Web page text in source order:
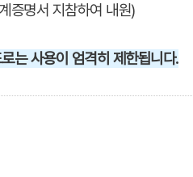
증명서 지참하여 내원)
는 사용이 엄격히 제한됩니다.